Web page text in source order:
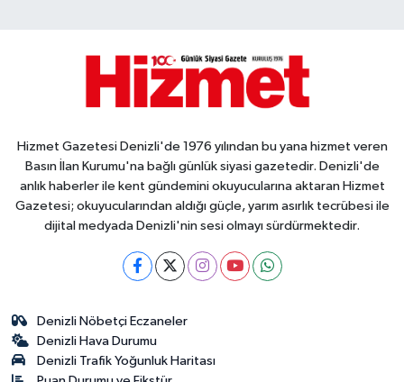
Hizmet Gazetesi Denizli'de 1976 yılından bu yana hizmet veren
Basın İlan Kurumu'na bağlı günlük siyasi gazetedir. Denizli'de
anlık haberler ile kent gündemini okuyucularına aktaran Hizmet
Gazetesi; okuyucularından aldığı güçle, yarım asırlık tecrübesi ile
dijital medyada Denizli'nin sesi olmayı sürdürmektedir.
Denizli Nöbetçi Eczaneler
Denizli Hava Durumu
Denizli Trafik Yoğunluk Haritası